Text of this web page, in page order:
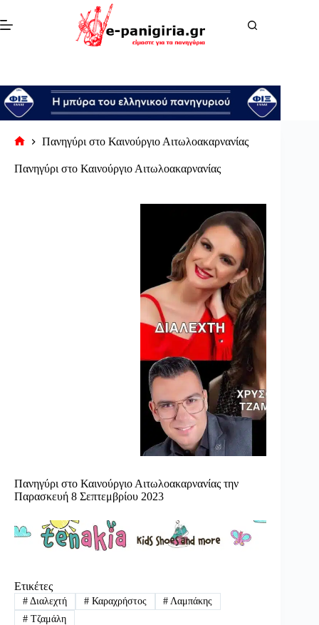
στο
περιεχόμενο
σελίδα
Πανηγύρι στο Καινούργιο Αιτωλοακαρνανίας
Πανηγύρι στο Καινούργιο Αιτωλοακαρνανίας
Πανηγύρι στο Καινούργιο Αιτωλοακαρνανίας την
Παρασκευή 8 Σεπτεμβρίου 2023
Ετικέτες
#Διαλεχτή #Καραχρήστος # Λαμπάκης
#Τζαμάλη